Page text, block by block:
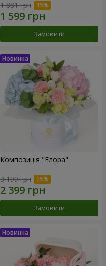
1 881 грн
Замовити
Композиція "Елора"
3 199 грн
Замовити